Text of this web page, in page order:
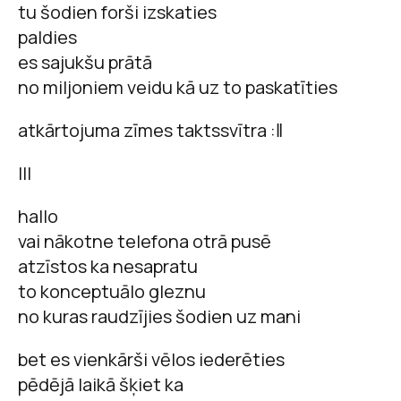
tu šodien forši izskaties
paldies
es sajukšu prātā
no miljoniem veidu kā uz to paskatīties
atkārtojuma zīmes taktssvītra :ǁ
III
hallo
vai nākotne telefona otrā pusē
atzīstos ka nesapratu
to konceptuālo gleznu
no kuras raudzījies šodien uz mani
bet es vienkārši vēlos iederēties
pēdējā laikā šķiet ka